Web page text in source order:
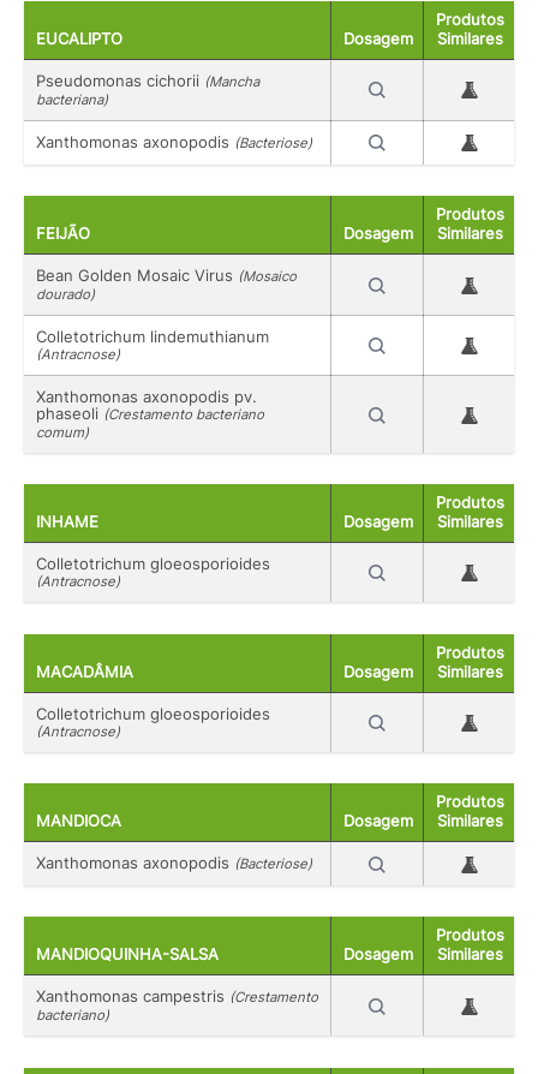
EUCALIPTO Dosagem
Produtos
Similares
Pseudomonas cichorii (Mancha
bacteriana)
Xanthomonas axonopodis (Bacteriose)
FEIJÃO Dosagem
Produtos
Similares
Bean Golden Mosaic Virus (Mosaico
dourado)
Colletotrichum lindemuthianum
(Antracnose)
Xanthomonas axonopodis pv.
phaseoli (Crestamento bacteriano
comum)
INHAME Dosagem
Produtos
Similares
Colletotrichum gloeosporioides
(Antracnose)
MACADÂMIA Dosagem
Produtos
Similares
Colletotrichum gloeosporioides
(Antracnose)
MANDIOCA Dosagem
Produtos
Similares
Xanthomonas axonopodis (Bacteriose)
MANDIOQUINHA-SALSA Dosagem
Produtos
Similares
Xanthomonas campestris (Crestamento
bacteriano)